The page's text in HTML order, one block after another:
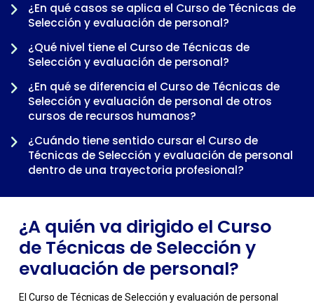
¿En qué casos se aplica el Curso de Técnicas de
Selección y evaluación de personal?
¿Qué nivel tiene el Curso de Técnicas de
Selección y evaluación de personal?
¿En qué se diferencia el Curso de Técnicas de
Selección y evaluación de personal de otros
cursos de recursos humanos?
¿Cuándo tiene sentido cursar el Curso de
Técnicas de Selección y evaluación de personal
dentro de una trayectoria profesional?
¿A quién va dirigido el Curso
de Técnicas de Selección y
evaluación de personal?
El Curso de Técnicas de Selección y evaluación de personal